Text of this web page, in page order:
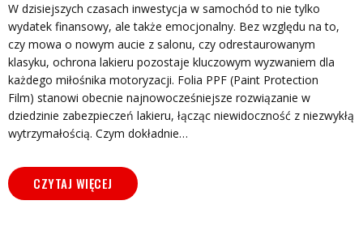
W dzisiejszych czasach inwestycja w samochód to nie tylko
wydatek finansowy, ale także emocjonalny. Bez względu na to,
czy mowa o nowym aucie z salonu, czy odrestaurowanym
klasyku, ochrona lakieru pozostaje kluczowym wyzwaniem dla
każdego miłośnika motoryzacji. Folia PPF (Paint Protection
Film) stanowi obecnie najnowocześniejsze rozwiązanie w
dziedzinie zabezpieczeń lakieru, łącząc niewidoczność z niezwykłą
wytrzymałością. Czym dokładnie…
CZYTAJ WIĘCEJ